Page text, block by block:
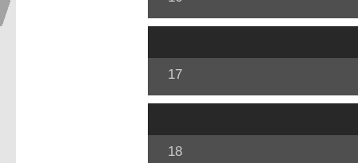
17
18